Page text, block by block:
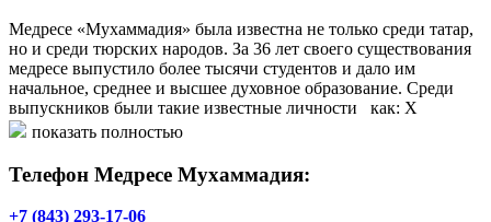
Медресе «Мухаммадия» была известна не только среди татар,
но и среди тюрских народов. За 36 лет своего существования
медресе выпустило более тысячи студентов и дало им
начальное, среднее и высшее духовное образование. Среди
выпускников были такие известные личности как: Х
Ямашев, М. Дулат-Гали, К. Якуб, К. Туйбактин, С. Габбасов,
Башари, М. Укмасый, А. Исхаков, А. Камал, Ф. Асгат, Ф.
Туйкин, Г. Нугайбек, Г. Шарраф, Г. Рахим и др.
показать полностью
Телефон Медресе Мухаммадия:
+7 (843) 293-17-06